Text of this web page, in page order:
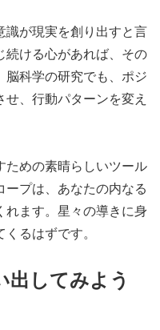
識が現実を創り出すと言
続ける心があれば、その
脳科学の研究でも、ポジ
、行動パターンを変え
ための素晴らしいツール
ープは、あなたの内なる
れます。星々の導きに身
るはずです。
出してみよう